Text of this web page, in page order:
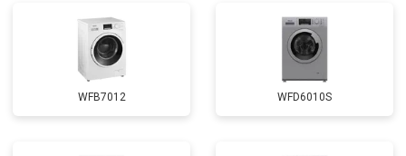
Замена прессостата от 3350 ₽ Заказать
Замена сливного насоса от 3450 ₽
Замена сливного шланга от 2100 ₽ Заказать
WFB7012 WFD6010S